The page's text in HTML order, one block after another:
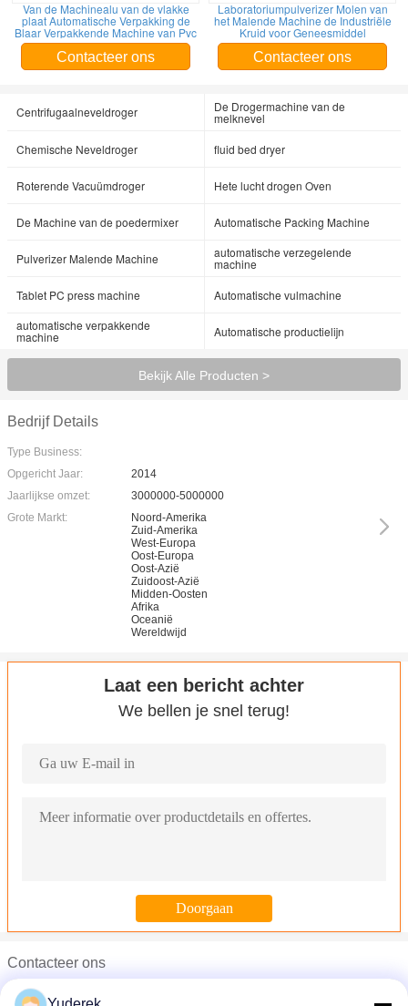
Van de Machinealu van de vlakke
plaat Automatische Verpakking de
Blaar Verpakkende Machine van Pvc
Contacteer ons
Laboratoriumpulverizer Molen van
het Malende Machine de Industriële
Kruid voor Geneesmiddel
Contacteer ons
Centrifugaalneveldroger De Drogermachine van de
melknevel
Chemische Neveldroger
fluid bed dryer
Roterende Vacuümdroger Hete lucht drogen Oven
De Machine van de poedermixer Automatische Packing Machine
Pulverizer Malende Machine automatische verzegelende
machine
Tablet PC press machine
Automatische vulmachine
automatische verpakkende
machine Automatische productielijn
Bekijk Alle Producten >
Bedrijf Details
Type Business:
Opgericht Jaar:
2014
Jaarlijkse omzet:
3000000-5000000
Grote Markt:
Noord-Amerika
Zuid-Amerika
West-Europa
Oost-Europa
Oost-Azië
Zuidoost-Azië
Midden-Oosten
Afrika
Oceanië
Wereldwijd
Laat een bericht achter
We bellen je snel terug!
Contacteer ons
Mr. Derek Yu